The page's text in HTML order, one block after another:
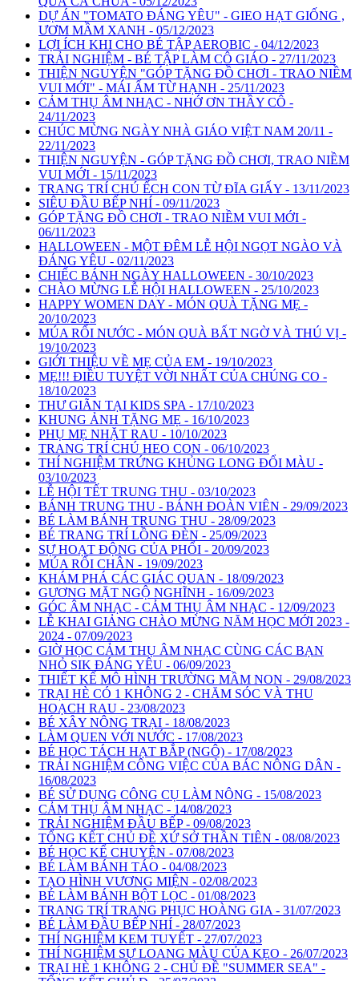
DỰ ÁN "TOMATO ĐÁNG YÊU" - GIEO HẠT GIỐNG ,
ƯƠM MẦM XANH - 05/12/2023
LỢI ÍCH KHI CHO BÉ TẬP AEROBIC - 04/12/2023
TRẢI NGHIỆM - BÉ TẬP LÀM CÔ GIÁO - 27/11/2023
THIỆN NGUYỆN "GÓP TẶNG ĐỒ CHƠI - TRAO NIỀM
VUI MỚI" - MÁI ẤM TỪ HẠNH - 25/11/2023
CẢM THỤ ÂM NHẠC - NHỚ ƠN THẦY CÔ -
24/11/2023
CHÚC MỪNG NGÀY NHÀ GIÁO VIỆT NAM 20/11 -
22/11/2023
THIỆN NGUYỆN - GÓP TẶNG ĐỒ CHƠI, TRAO NIỀM
VUI MỚI - 15/11/2023
TRANG TRÍ CHÚ ẾCH CON TỪ ĐĨA GIẤY - 13/11/2023
SIÊU ĐẦU BẾP NHÍ - 09/11/2023
GÓP TẶNG ĐỒ CHƠI - TRAO NIỀM VUI MỚI -
06/11/2023
HALLOWEEN - MỘT ĐÊM LỄ HỘI NGỌT NGÀO VÀ
ĐÁNG YÊU - 02/11/2023
CHIẾC BÁNH NGÀY HALLOWEEN - 30/10/2023
CHÀO MỪNG LỄ HỘI HALLOWEEN - 25/10/2023
HAPPY WOMEN DAY - MÓN QUÀ TẶNG MẸ -
20/10/2023
MÚA RỐI NƯỚC - MÓN QUÀ BẤT NGỜ VÀ THÚ VỊ -
19/10/2023
GIỚI THIỆU VỀ MẸ CỦA EM - 19/10/2023
MẸ!!! ĐIỀU TUYỆT VỜI NHẤT CỦA CHÚNG CO -
18/10/2023
THƯ GIÃN TẠI KIDS SPA - 17/10/2023
KHUNG ẢNH TẶNG MẸ - 16/10/2023
PHỤ MẸ NHẶT RAU - 10/10/2023
TRANG TRÍ CHÚ HEO CON - 06/10/2023
THÍ NGHIỆM TRỨNG KHỦNG LONG ĐỔI MÀU -
03/10/2023
LỄ HỘI TẾT TRUNG THU - 03/10/2023
BÁNH TRUNG THU - BÁNH ĐOÀN VIÊN - 29/09/2023
BÉ LÀM BÁNH TRUNG THU - 28/09/2023
BÉ TRANG TRÍ LỒNG ĐÈN - 25/09/2023
SỰ HOẠT ĐỘNG CỦA PHỔI - 20/09/2023
MÚA RỐI CHÂN - 19/09/2023
KHÁM PHÁ CÁC GIÁC QUAN - 18/09/2023
GƯƠNG MẶT NGỘ NGHĨNH - 16/09/2023
GÓC ÂM NHẠC - CẢM THỤ ÂM NHẠC - 12/09/2023
LỄ KHAI GIẢNG CHÀO MỪNG NĂM HỌC MỚI 2023 -
2024 - 07/09/2023
GIỜ HỌC CẢM THỤ ÂM NHẠC CÙNG CÁC BẠN
NHỎ SIK ĐÁNG YÊU - 06/09/2023
THIẾT KẾ MÔ HÌNH TRƯỜNG MẦM NON - 29/08/2023
TRẠI HÈ CÓ 1 KHÔNG 2 - CHĂM SÓC VÀ THU
HOẠCH RAU - 23/08/2023
BÉ XÂY NÔNG TRẠI - 18/08/2023
LÀM QUEN VỚI NƯỚC - 17/08/2023
BÉ HỌC TÁCH HẠT BẮP (NGÔ) - 17/08/2023
TRẢI NGHIỆM CÔNG VIỆC CỦA BÁC NÔNG DÂN -
16/08/2023
BÉ SỬ DỤNG CÔNG CỤ LÀM NÔNG - 15/08/2023
CẢM THỤ ÂM NHẠC - 14/08/2023
TRẢI NGHIỆM ĐẦU BẾP - 09/08/2023
TỔNG KẾT CHỦ ĐỀ XỨ SỞ THẦN TIÊN - 08/08/2023
BÉ HỌC KỂ CHUYỆN - 07/08/2023
BÉ LÀM BÁNH TÁO - 04/08/2023
TẠO HÌNH VƯƠNG MIỆN - 02/08/2023
BÉ LÀM BÁNH BỘT LỌC - 01/08/2023
TRANG TRÍ TRANG PHỤC HOÀNG GIA - 31/07/2023
BÉ LÀM ĐẦU BẾP NHÍ - 28/07/2023
THÍ NGHIỆM KEM TUYẾT - 27/07/2023
THÍ NGHIỆM SỰ LOANG MÀU CỦA KẸO - 26/07/2023
TRẠI HÈ 1 KHÔNG 2 - CHỦ ĐỀ "SUMMER SEA" -